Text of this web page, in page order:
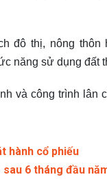
đô thị, nông thôn
năng sử dụng đất
và công trình lân
hành cổ phiếu
6 tháng đầu